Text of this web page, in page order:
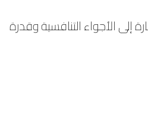
إلى الأجواء التنافسية وقدرة